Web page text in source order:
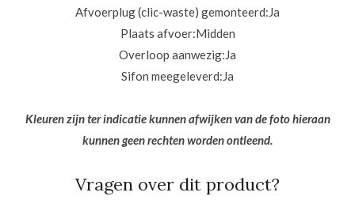
Afvoerplug (clic-waste) gemonteerd:Ja
Plaats afvoer:Midden
Overloop aanwezig:Ja
Sifon meegeleverd:Ja
Kleuren zijn ter indicatie kunnen afwijken van de foto hieraan
kunnen geen rechten worden ontleend.
Vragen over dit product?